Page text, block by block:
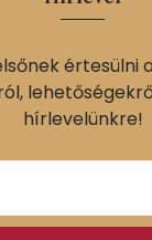
értesülni
hírlevelünkre!